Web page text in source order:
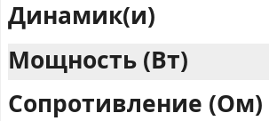
Динамик(и)
Мощность (Вт)
Сопротивление (Ом)